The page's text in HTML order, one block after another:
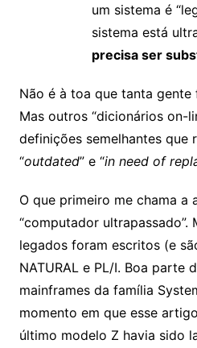
um sistema é
sistema está
precisa ser
Não é à toa que tanta gente
Mas outros “dicionários on-
definições semelhantes que
“outdated” e “in need of
O que primeiro me chama a
“computador ultrapassado”.
legados foram escritos (e
NATURAL e PL/I. Boa parte
mainframes da família
momento em que esse
último modelo Z havia sido